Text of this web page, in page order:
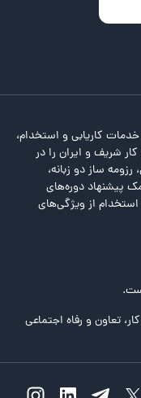
کاریابی و استخدام،
شریف و ایران را در
ساز دو زبانه،
پیشنهاد دوره‌های
استخدام از ویژگی‌های
تعاون و رفاه اجتماعی